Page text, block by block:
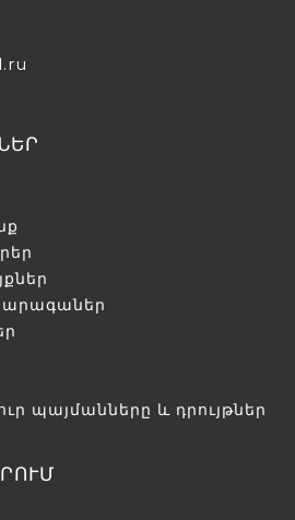
պայմանները և դրույթներ